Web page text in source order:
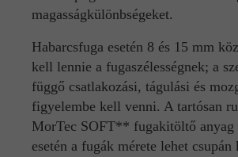
magasságkülönbségeket.
Habarcsfuga esetén 8 és 15 mm
kell lennie a fugaszélességnek; a
függő csatlakozási, tágulási és
figyelembe kell venni. A tartósan
MorTec SOFT** fugakitöltő anyag
esetén a fugák mérete lehet